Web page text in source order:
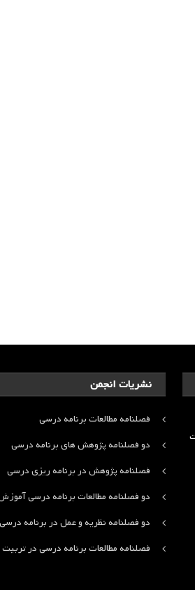
نشریات انجمن
فصلنامه مطالعات برنامه درسی
دو فصلنامه پژوهش های برنامه درسی
فصلنامه پژوهش در برنامه ریزی درسی
دو فصلنامه مطالعات برنامه درسی
دو فصلنامه نظریه و عمل در برنامه درسی
فصلنامه مطالعات برنامه درسی در تربیت